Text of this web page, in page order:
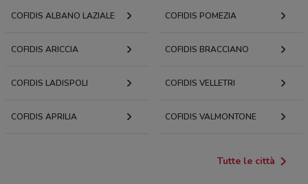
COFIDIS ALBANO LAZIALE COFIDIS POMEZIA
COFIDIS ARICCIA COFIDIS BRACCIANO
COFIDIS LADISPOLI COFIDIS VELLETRI
COFIDIS APRILIA COFIDIS VALMONTONE
Tutte le città